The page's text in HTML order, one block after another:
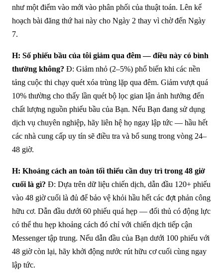
như một điểm vào mới vào phân phối của thuật toán. Lên kế
hoạch bài đăng thứ hai này cho Ngày 2 thay vì chờ đến Ngày
7.
H: Số phiếu bầu của tôi giảm qua đêm — điều này có bình
thường không? Đ: Giảm nhỏ (2–5%) phổ biến khi các nền
tảng cuộc thi chạy quét xóa trùng lặp qua đêm. Giảm vượt quá
10% thường cho thấy lần quét bộ lọc gian lận ảnh hưởng đến
chất lượng nguồn phiếu bầu của Bạn. Nếu Bạn đang sử dụng
dịch vụ chuyên nghiệp, hãy liên hệ họ ngay lập tức — hầu hết
các nhà cung cấp uy tín sẽ điều tra và bổ sung trong vòng 24–
48 giờ.
H: Khoảng cách an toàn tối thiểu cần duy trì trong 48 giờ
cuối là gì? Đ: Dựa trên dữ liệu chiến dịch, dẫn đầu 120+ phiếu
vào 48 giờ cuối là đủ để bảo vệ khỏi hầu hết các đợt phản công
hữu cơ. Dẫn đầu dưới 60 phiếu quá hẹp — đối thủ có động lực
có thể thu hẹp khoảng cách đó chỉ với chiến dịch tiếp cận
Messenger tập trung. Nếu dẫn đầu của Bạn dưới 100 phiếu với
48 giờ còn lại, hãy khởi động nước rút hữu cơ cuối cùng ngay
lập tức.